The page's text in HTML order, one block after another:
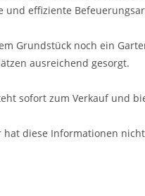
und effiziente
Grundstück noch ein
ausreichend gesorgt.
sofort zum Verkauf und
diese Informationen